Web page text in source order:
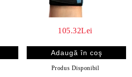
105.32Lei
Produs Disponibil